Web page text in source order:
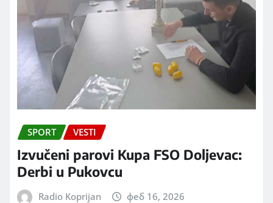
SPORT VESTI
Izvučeni parovi Kupa FSO Doljevac:
Derbi u Pukovcu
Radio Koprijan феб 16, 2026